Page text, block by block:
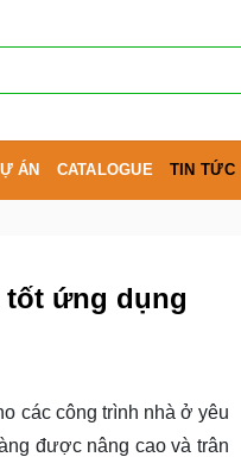
ÁN CATALOGUE TIN TỨC
tốt ứng dụng
các công trình nhà ở yêu
được nâng cao và trân